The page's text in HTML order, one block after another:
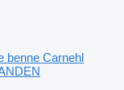
benne Carnehl